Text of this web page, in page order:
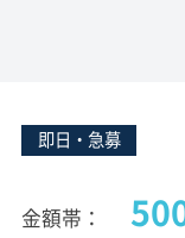
即日・急募
金額帯